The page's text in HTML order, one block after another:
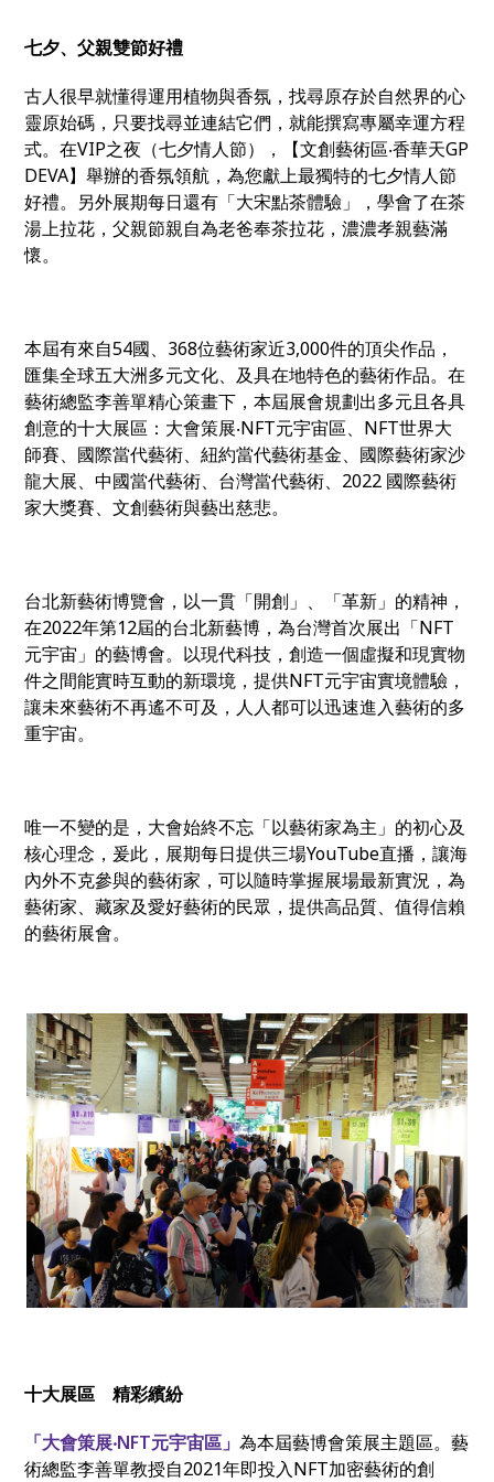
七夕、父親雙節好禮
古人很早就懂得運用植物與香氛，找尋原存於自然界的心
靈原始碼，只要找尋並連結它們，就能撰寫專屬幸運方程
式。在VIP之夜（七夕情人節），【文創藝術區‧香華天GP
DEVA】舉辦的香氛領航，為您獻上最獨特的七夕情人節
好禮。 另外展期每日還有「大宋點茶體驗」，學會了在茶
湯上拉花，父親節親自為老爸奉茶拉花，濃濃孝親藝滿
懷。
本屆有來自54國、368位藝術家近3,000件的頂尖作品，
匯集全球五大洲多元文化、及具在地特色的藝術作品。在
藝術總監李善單精心策畫下，本屆展會規劃出多元且各具
創意的十大展區：大會策展‧NFT元宇宙區、NFT世界大
師賽、國際當代藝術、紐約當代藝術基金、國際藝術家沙
龍大展、中國當代藝術、台灣當代藝術、2022 國際藝術
家大獎賽、文創藝術與藝出慈悲。
台北新藝術博覽會，以一貫「開創」、「革新」的精神，
在2022年第12屆的台北新藝博，為台灣首次展出「NFT
元宇宙」的藝博會。以現代科技，創造一個虛擬和現實物
件之間能實時互動的新環境，提供NFT元宇宙實境體驗，
讓未來藝術不再遙不可及，人人都可以迅速進入藝術的多
重宇宙。
唯一不變的是，大會始終不忘「以藝術家為主」的初心及
核心理念，爰此，展期每日提供三場YouTube直播，讓海
內外不克參與的藝術家，可以隨時掌握展場最新實況，為
藝術家、藏家及愛好藝術的民眾，提供高品質、值得信賴
的藝術展會。
十大展區 精彩繽紛
「大會策展‧NFT元宇宙區」為本屆藝博會策展主題區。藝
術總監李善單教授自2021年即投入NFT加密藝術的創